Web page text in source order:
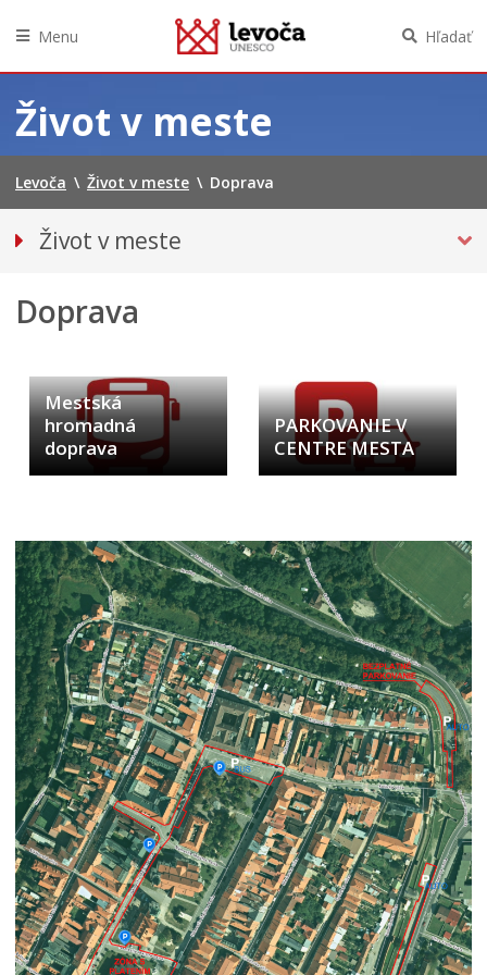
obsah
Menu Hľadať
Život v meste
Levoča \ Život v meste \ Doprava
Život v meste
DOPRAVA
Podujatia
Kultúra
Školstvo
Sociálne služby
LIMKA
LIMKA – rozhovory
NEWSLETTER MESTA LEVOČA
Levočský TV týždenník 29. týždeň
Pohotovostné kontakty
Mestská polícia
Doprava
Mestská
hromadná
doprava
PARKOVANIE V
CENTRE MESTA